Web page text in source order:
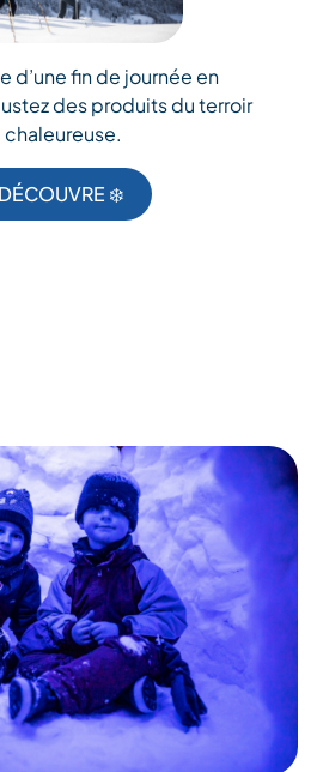
d’une fin de journée en
des produits du terroir
❄️